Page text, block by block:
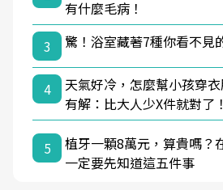
有什麼毛病！
3
驚！浴室藏著7種你看不見
4
天氣好冷，怎麼幫小孩穿
有解：比大人少X件就對了！
5
植牙一顆8萬元，算貴嗎？
一定要先知道這五件事